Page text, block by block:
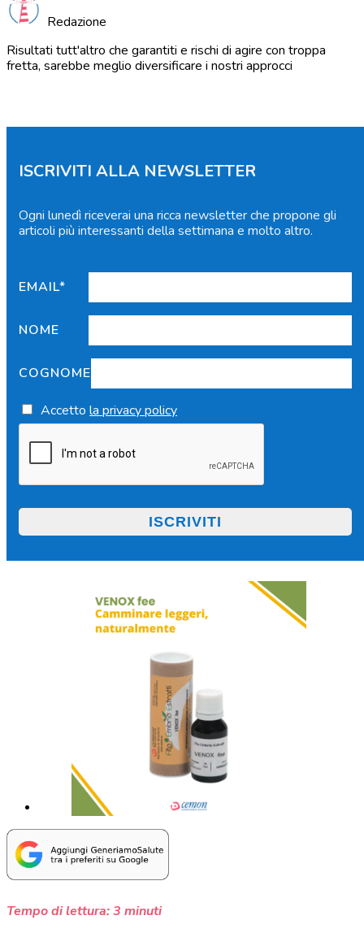
Redazione
Risultati tutt'altro che garantiti e rischi di agire con troppa
fretta, sarebbe meglio diversificare i nostri approcci
ISCRIVITI ALLA NEWSLETTER
Ogni lunedì riceverai una ricca newsletter che propone gli
articoli più interessanti della settimana e molto altro.
EMAIL*
NOME
COGNOME
Accetto la privacy policy
Tempo di lettura:3 minuti